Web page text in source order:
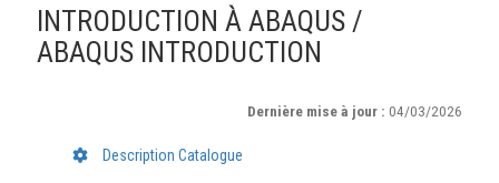
INTRODUCTION À ABAQUS /
ABAQUS INTRODUCTION
Dernière mise à jour :04/03/2026
Description Catalogue